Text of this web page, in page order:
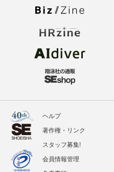
ヘルプ
著作権・リンク
スタッフ募集!
会員情報管理